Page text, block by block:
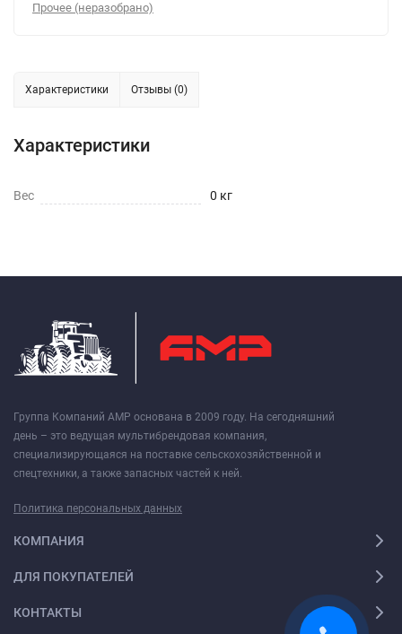
Прочее (неразобрано)
Характеристики Отзывы (0)
Характеристики
Вес 0 кг
Группа Компаний АМР основана в 2009 году. На сегодняшний
день – это ведущая мультибрендовая компания,
специализирующаяся на поставке сельскохозяйственной и
спецтехники, а также запасных частей к ней.
Политика персональных данных
КОМПАНИЯ
ДЛЯ ПОКУПАТЕЛЕЙ
КОНТАКТЫ